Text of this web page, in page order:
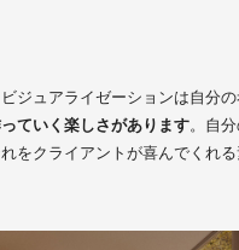
ジュアライゼーションは自分
ていく楽しさがあります。自
をクライアントが喜んでくれ